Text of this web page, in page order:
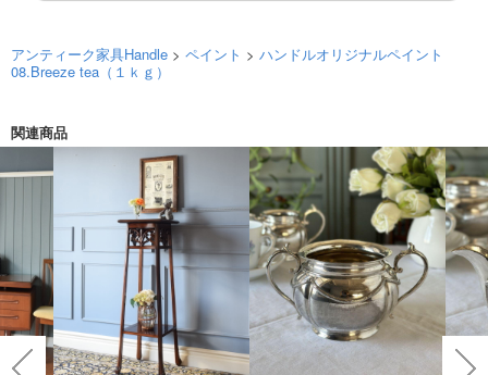
アンティーク家具Handle > ペイント > ハンドルオリジナルペイント
08.Breeze tea（１ｋｇ）
関連商品